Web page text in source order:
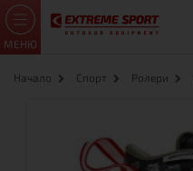
МЕНЮ
Начало Спорт Ролери